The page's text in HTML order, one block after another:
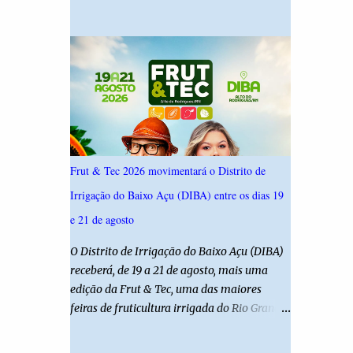
nota, a Polícia Militar manifestou
solidariedade à vítima e aos familiares e
destacou q...
somaram 6,4% e outros 43,8% não
souberam responder. A pesquisa IPSsensus
ouviu 1.500 eleitores em todas as regiões do
Rio Grande do Norte entre os dias 18 e 22 de
junho de 2026. O levantamento possui
margem de erro de 2,5 pontos percentuais e
nível de confiança de 95%. Registro no TSE:
RN-09520/2026
Frut & Tec 2026 movimentará o Distrito de
Irrigação do Baixo Açu (DIBA) entre os dias 19
e 21 de agosto
O Distrito de Irrigação do Baixo Açu (DIBA)
receberá, de 19 a 21 de agosto, mais uma
edição da Frut & Tec, uma das maiores
feiras de fruticultura irrigada do Rio Grande